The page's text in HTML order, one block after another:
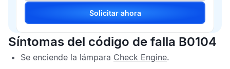
Solicitar ahora
Síntomas del código de falla B0104
Se enciende la lámpara Check Engine.